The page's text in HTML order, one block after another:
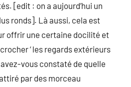
[edit : on a aujourd’hui un
ronds]. Là aussi, cela est
offrir une certaine docilité et
‘ les regards extérieurs
vous constaté de quelle
par des morceau